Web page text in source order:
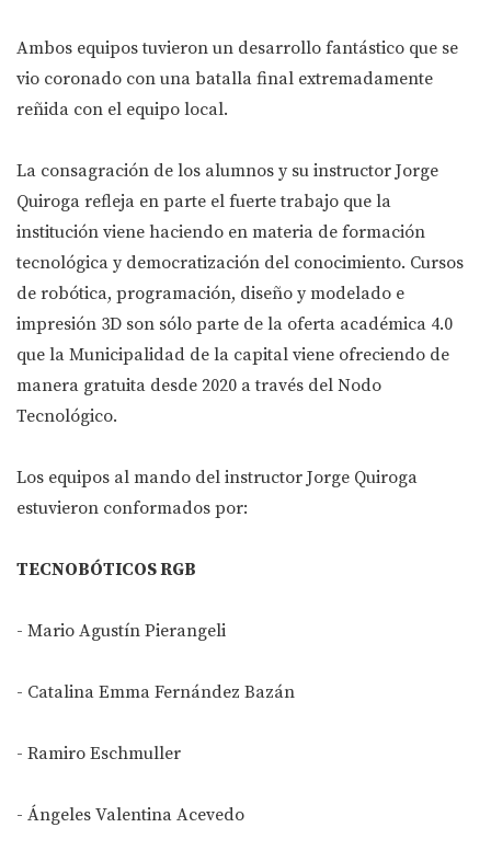
Ambos equipos tuvieron un desarrollo fantástico que se
vio coronado con una batalla final extremadamente
reñida con el equipo local.
La consagración de los alumnos y su instructor Jorge
Quiroga refleja en parte el fuerte trabajo que la
institución viene haciendo en materia de formación
tecnológica y democratización del conocimiento. Cursos
de robótica, programación, diseño y modelado e
impresión 3D son sólo parte de la oferta académica 4.0
que la Municipalidad de la capital viene ofreciendo de
manera gratuita desde 2020 a través del Nodo
Tecnológico.
Los equipos al mando del instructor Jorge Quiroga
estuvieron conformados por:
TECNOBÓTICOS RGB
- Mario Agustín Pierangeli
- Catalina Emma Fernández Bazán
- Ramiro Eschmuller
- Ángeles Valentina Acevedo